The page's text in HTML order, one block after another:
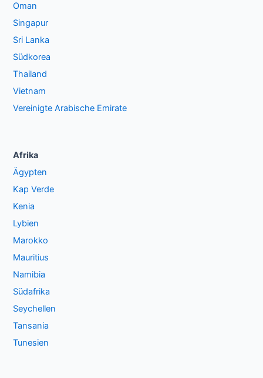
Oman
Singapur
Sri Lanka
Südkorea
Thailand
Vietnam
Vereinigte Arabische Emirate
Afrika
Ägypten
Kap Verde
Kenia
Lybien
Marokko
Mauritius
Namibia
Südafrika
Seychellen
Tansania
Tunesien